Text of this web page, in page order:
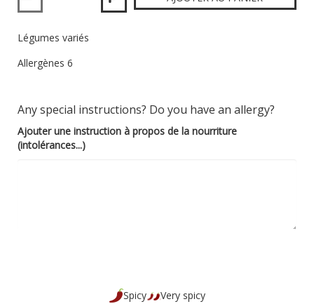
Légumes variés
Allergènes 6
Any special instructions? Do you have an allergy?
Ajouter une instruction à propos de la nourriture
(intolérances...)
Spicy Very spicy